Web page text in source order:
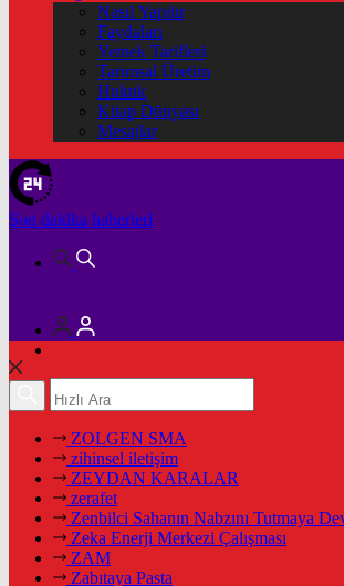
Nasıl Yapılır
Faydaları
Yemek Tarifleri
Tarımsal Üretim
Hukuk
Kitap Dünyası
Mesajlar
Son dakika haberleri
ZOLGEN SMA
zihinsel iletişim
ZEYDAN KARALAR
zerafet
Zenbilci Sahanın Nabzını Tutmaya
Zeka Enerji Merkezi Çalışması
ZAM
Zabıtaya Pasta